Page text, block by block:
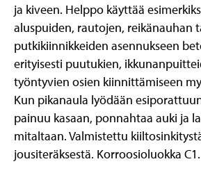
ja kiveen. Helppo käyttää
aluspuiden, rautojen, reikänauhan
putkikiinnikkeiden asennukseen
erityisesti puutukien,
työntyvien osien kiinnittämiseen
Kun pikanaula lyödään
painuu kasaan, ponnahtaa auki ja
mitaltaan. Valmistettu
jousiteräksestä. Korroosioluokka C1.